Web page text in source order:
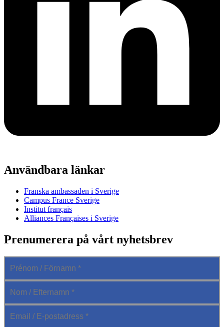
Användbara länkar
Franska ambassaden i Sverige
Campus France Sverige
Institut français
Alliances Françaises i Sverige
Prenumerera på vårt nyhetsbrev